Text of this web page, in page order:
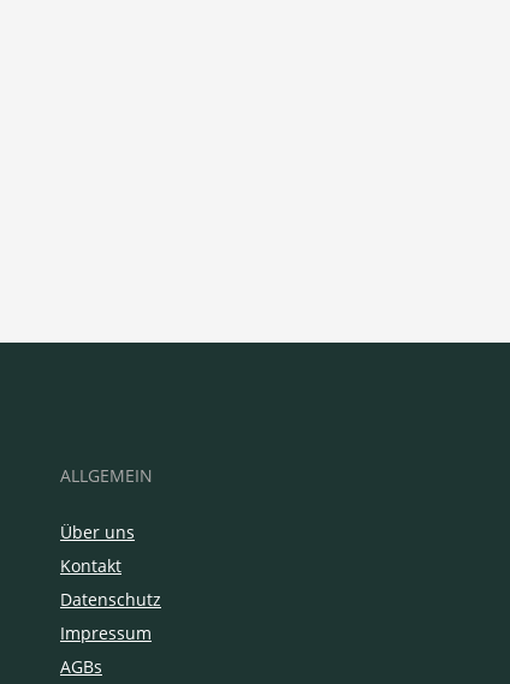
ALLGEMEIN
Über uns
Kontakt
Datenschutz
Impressum
AGBs